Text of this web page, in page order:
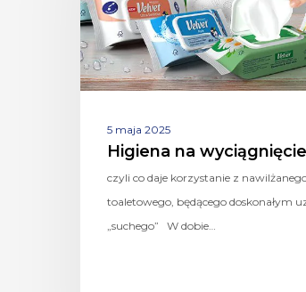
5 maja 2025
Higiena na
czyli co daje korzystanie z
toaletowego, będącego doskonałym
„suchego” W dobie…